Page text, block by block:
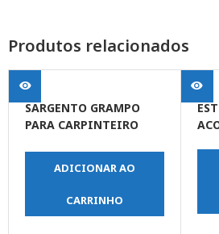
Produtos relacionados
SARGENTO GRAMPO
PARA CARPINTEIRO
ADICIONAR AO
CARRINHO